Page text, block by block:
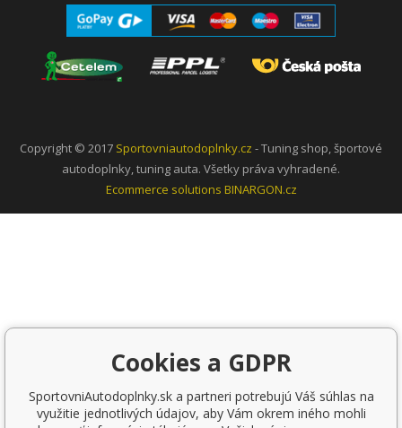
Copyright © 2017 Sportovniautodoplnky.cz - Tuning shop, športové
autodoplnky, tuning auta. Všetky práva vyhradené.
Ecommerce solutions BINARGON.cz
Cookies a GDPR
SportovniAutodoplnky.sk a partneri potrebujú Váš súhlas na
využitie jednotlivých údajov, aby Vám okrem iného mohli